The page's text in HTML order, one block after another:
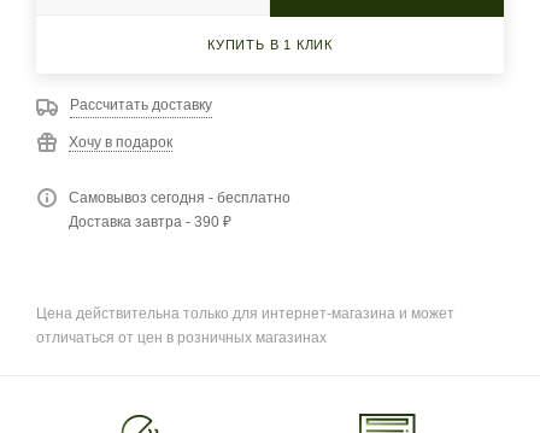
КУПИТЬ В 1 КЛИК
Рассчитать доставку
Хочу в подарок
Самовывоз сегодня - бесплатно
Доставка завтра - 390 ₽
Цена действительна только для интернет-магазина и может
отличаться от цен в розничных магазинах